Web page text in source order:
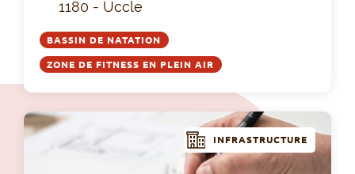
1180 - Uccle
BASSIN DE NATATION
ZONE DE FITNESS EN PLEIN AIR
INFRASTRUCTURE